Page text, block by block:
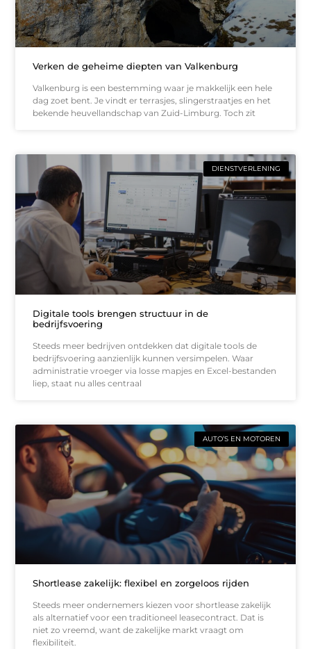
Verken de geheime diepten van Valkenburg
Valkenburg is een bestemming waar je makkelijk een hele
dag zoet bent. Je vindt er terrasjes, slingerstraatjes en het
bekende heuvellandschap van Zuid-Limburg. Toch zit
DIENSTVERLENING
Digitale tools brengen structuur in de
bedrijfsvoering
Steeds meer bedrijven ontdekken dat digitale tools de
bedrijfsvoering aanzienlijk kunnen versimpelen. Waar
administratie vroeger via losse mapjes en Excel-bestanden
liep, staat nu alles centraal
AUTO’S EN MOTOREN
Shortlease zakelijk: flexibel en zorgeloos rijden
Steeds meer ondernemers kiezen voor shortlease zakelijk
als alternatief voor een traditioneel leasecontract. Dat is
niet zo vreemd, want de zakelijke markt vraagt om
flexibiliteit.